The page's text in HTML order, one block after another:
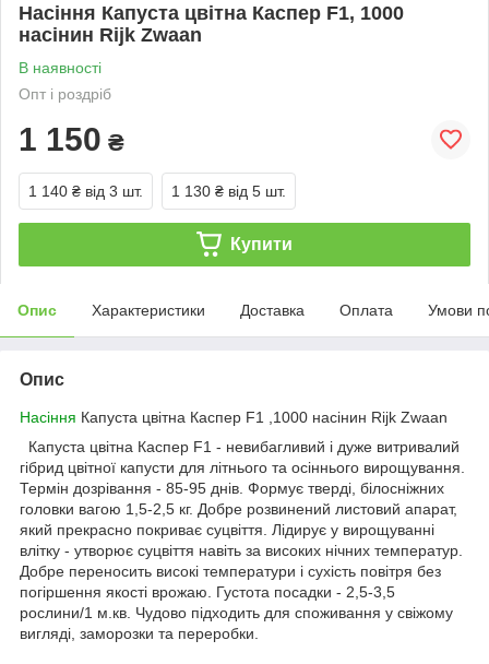
Насіння Капуста цвітна Каспер F1, 1000
насінин Rijk Zwaan
В наявності
Опт і роздріб
1 150 ₴
1 140 ₴ від 3 шт. 1 130 ₴ від 5 шт.
Купити
Опис Характеристики Доставка Оплата Умови
Опис
Насіння Капуста цвітна Каспер F1 ,1000 насінин Rijk Zwaan
Капуста цвітна Каспер F1 - невибагливий і дуже витривалий
гібрид цвітної капусти для літнього та осіннього вирощування.
Термін дозрівання - 85-95 днів. Формує тверді, білосніжних
головки вагою 1,5-2,5 кг. Добре розвинений листовий апарат,
який прекрасно покриває суцвіття. Лідирує у вирощуванні
влітку - утворює суцвіття навіть за високих нічних температур.
Добре переносить високі температури і сухість повітря без
погіршення якості врожаю. Густота посадки - 2,5-3,5
рослини/1 м.кв. Чудово підходить для споживання у свіжому
вигляді, заморозки та переробки.